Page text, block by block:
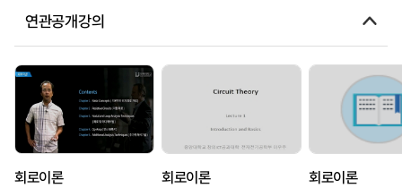
연관공개강의
회로이론 회로이론 회로이론